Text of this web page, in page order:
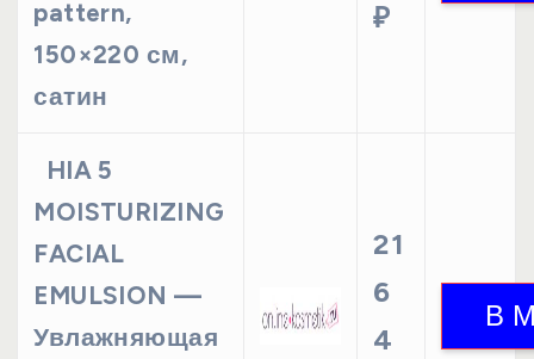
pattern,
150×220 см,
сатин
₽
HIA 5
MOISTURIZING
FACIAL
EMULSION —
Увлажняющая
21
6
4